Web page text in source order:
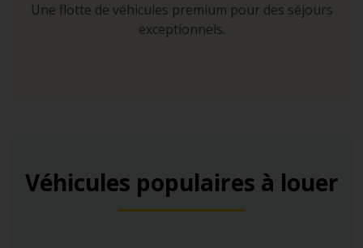
Une flotte de véhicules premium pour des séjours
exceptionnels.
Véhicules populaires à louer